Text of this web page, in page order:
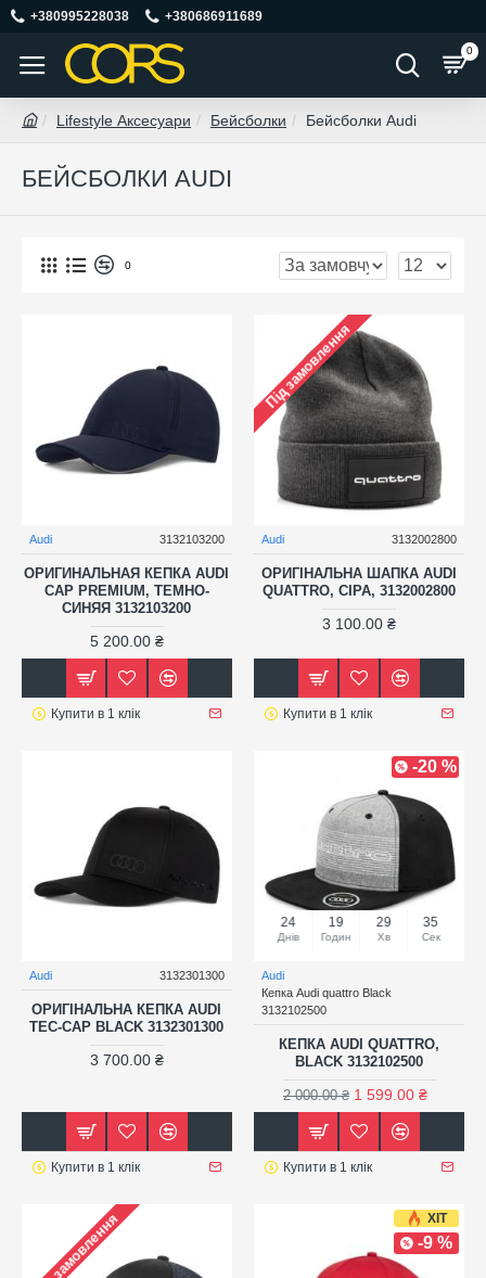
+380995228038 +380686911689
0
Lifestyle Аксесуари Бейсболки Бейсболки Audi
БЕЙСБОЛКИ AUDI
0
Audi 3132103200
ОРИГИНАЛЬНАЯ КЕПКА AUDI
CAP PREMIUM, ТЕМНО-
СИНЯЯ 3132103200
5 200.00 ₴
Купити в 1 клік
Під замовлення
Audi 3132002800
ОРИГІНАЛЬНА ШАПКА AUDI
QUATTRO, СІРА, 3132002800
3 100.00 ₴
Купити в 1 клік
Audi 3132301300
ОРИГІНАЛЬНА КЕПКА AUDI
TEC-CAP BLACK 3132301300
3 700.00 ₴
Купити в 1 клік
-20 %
24
Днів
19
Годин
29
Хв
35
Сек
Audi
Кепка Audi quattro Black
3132102500
КЕПКА AUDI QUATTRO,
BLACK 3132102500
2 000.00 ₴ 1 599.00 ₴
Купити в 1 клік
Під замовлення ХІТ
-9 %